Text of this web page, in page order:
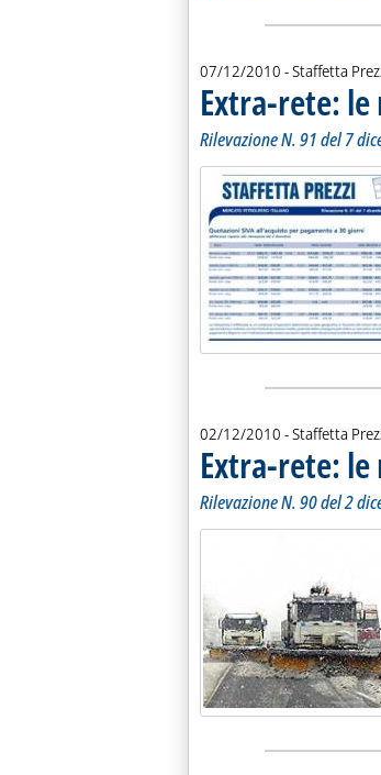
07/12/2010 - Staffetta
Extra-rete:
Rilevazione N. 91 del 7
Lista allegati
02/12/2010 - Staffetta
Extra-rete:
Rilevazione N. 90 del 2
Lista allegati